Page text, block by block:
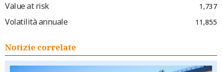
Value at risk 1,737
Volatilità annuale 11,855
Notizie correlate